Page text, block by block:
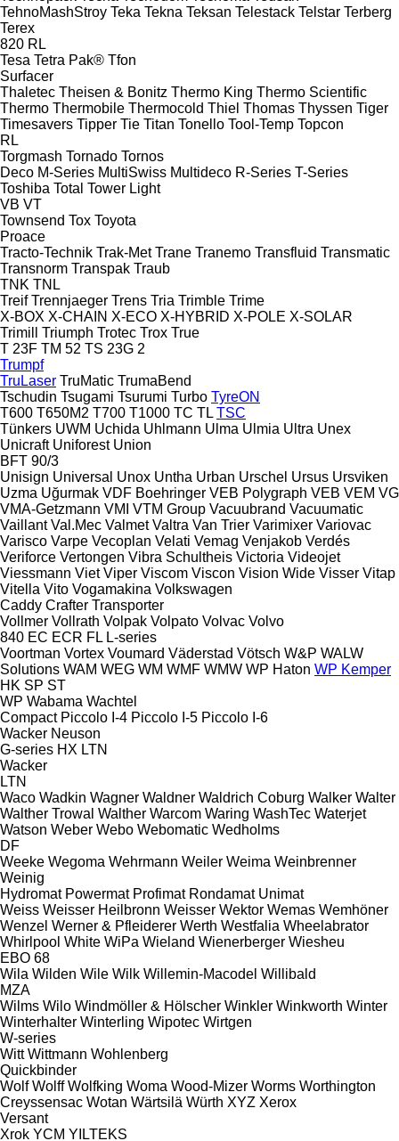
TehnoMashStroy Teka Tekna Teksan Telestack Telstar Terberg
Terex
820 RL
Tesa Tetra Pak® Tfon
Surfacer
Thaletec Theisen & Bonitz Thermo King Thermo Scientific
Thermo Thermobile Thermocold Thiel Thomas Thyssen Tiger
Timesavers Tipper Tie Titan Tonello Tool-Temp Topcon
RL
Torgmash Tornado Tornos
Deco M-Series MultiSwiss Multideco R-Series T-Series
Toshiba Total Tower Light
VB VT
Townsend Tox Toyota
Proace
Tracto-Technik Trak-Met Trane Tranemo Transfluid Transmatic
Transnorm Transpak Traub
TNK TNL
Treif Trennjaeger Trens Tria Trimble Trime
X-BOX X-CHAIN X-ECO X-HYBRID X-POLE X-SOLAR
Trimill
Triumph Trotec Trox True
T 23F TM 52 TS 23G 2
Trumpf
TruLaser TruMatic TrumaBend
Tschudin Tsugami Tsurumi Turbo TyreON
T600 T650M2 T700 T1000 TC TL TSC
Tünkers UWM Uchida Uhlmann Ulma Ulmia Ultra Unex
Unicraft Uniforest Union
BFT 90/3
Unisign Universal Unox Untha Urban Urschel Ursus Ursviken
Uzma Uğurmak VDF Boehringer VEB Polygraph VEB VEM VG
VMA-Getzmann VMI VTM Group Vacuubrand Vacuumatic
Vaillant Val.Mec Valmet Valtra Van Trier Varimixer Variovac
Varisco Varpe Vecoplan Velati Vemag Venjakob Verdés
Veriforce Vertongen Vibra Schultheis Victoria Videojet
Viessmann Viet Viper Viscom Viscon Vision Wide Visser Vitap
Vitella Vito Vogamakina Volkswagen
Caddy Crafter Transporter
Vollmer Vollrath Volpak Volpato Volvac Volvo
840 EC ECR FL L-series
Voortman Vortex Voumard Väderstad Vötsch W&P WALW
Solutions WAM WEG WM WMF WMW WP Haton WP Kemper
HK SP ST
WP Wabama Wachtel
Compact Piccolo I-4 Piccolo I-5 Piccolo I-6
Wacker Neuson
G-series HX LTN
Wacker
LTN
Waco Wadkin Wagner Waldner Waldrich Coburg Walker Walter
Walther Trowal Walther Warcom Waring WashTec Waterjet
Watson Weber Webo Webomatic Wedholms
DF
Weeke Wegoma Wehrmann Weiler Weima Weinbrenner
Weinig
Hydromat Powermat Profimat Rondamat Unimat
Weiss Weisser Heilbronn Weisser Wektor Wemas Wemhöner
Wenzel Werner & Pfleiderer Werth Westfalia Wheelabrator
Whirlpool White WiPa Wieland Wienerberger Wiesheu
EBO 68
Wila Wilden Wile Wilk Willemin-Macodel Willibald
MZA
Wilms Wilo Windmöller & Hölscher Winkler Winkworth Winter
Winterhalter Winterling Wipotec Wirtgen
W-series
Witt Wittmann Wohlenberg
Quickbinder
Wolf Wolff Wolfking Woma Wood-Mizer Worms Worthington
Creyssensac Wotan Wärtsilä Würth XYZ Xerox
Versant
Xrok YCM YILTEKS